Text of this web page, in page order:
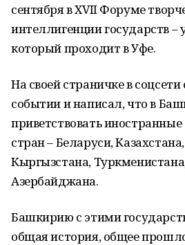
сентября в XVII Форуме
интеллигенции государств –
который проходит в Уфе.
На своей страничке в
событии и написал, что в
приветствовать
стран – Беларуси,
Кыргызстана,
Азербайджана.
Башкирию с этими
общая история, общее